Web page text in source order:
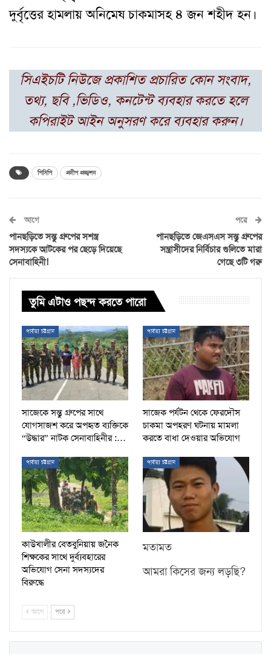
দুর্বৃত্তের হামলায় অনিমেষ চাকমাসহ ৪ জন শহীদ হন।
সিএইচটি নিউজে প্রকাশিত প্রচারিত কোন সংবাদ,
তথ্য, ছবি ,ভিডিও, কনটেন্ট ব্যবহার করতে হলে
কপিরাইট আইন অনুসরণ করে ব্যবহার করুন।
পিসিপি প্রদীপ প্রজ্জ্বলন
আগে
পানছড়িতে সন্তু গ্রুপের সশস্ত্র
সদস্যকে আটকের পর ছেড়ে দিয়েছে
সেনাবাহিনী!
পরে
পানছড়িতে জেএসএস সন্তু গ্রুপের
সন্ত্রাসীদের নির্বিচার গুলিতে মারা
গেছে ৩টি গরু
তুমি এটাও পছন্দ করতে পারো
পার্বত্য চট্টগ্রাম
সাজেকে সন্তু গ্রুপের সাথে
যোগসাজশ করে অপহৃত ব্যক্তিকে
“উদ্ধার” নাটক সেনাবাহিনীর :…
পার্বত্য চট্টগ্রাম
সাজেক পর্যটন থেকে ফেরদৌস
চাকমা অপহরণ ঘটনায় মামলা
করতে বাধা দেওয়ার অভিযোগ
পার্বত্য চট্টগ্রাম
কাউখালীর বেতবুনিয়ায় জনৈক
শিক্ষকের সাথে দুর্ব্যবহারের
অভিযোগ সেনা সদস্যদের
বিরুদ্ধে
পার্বত্য চট্টগ্রাম
মতামত
আমরা কিসের জন্য লড়ছি?
আগে পরে